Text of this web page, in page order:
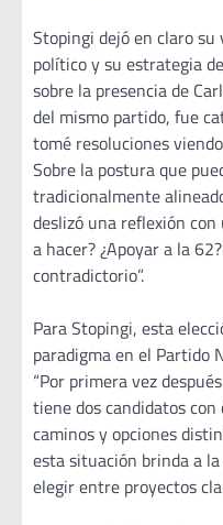
Stopingi dejó en claro
político y su estrategia
sobre la presencia de
del mismo partido, fue
tomé resoluciones
Sobre la postura que
tradicionalmente
deslizó una reflexión con
a hacer? ¿Apoyar a la
contradictorio”.
Para Stopingi, esta
paradigma en el Partido
“Por primera vez
tiene dos candidatos
caminos y opciones
esta situación brinda a
elegir entre proyectos